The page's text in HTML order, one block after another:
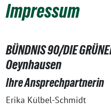
Impressum
BÜNDNIS 90/DIE
Oeynhausen
Ihre Ansprechpartnerin
Erika Külbel-Schmidt